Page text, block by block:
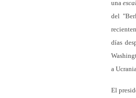
una
del
días
a
El